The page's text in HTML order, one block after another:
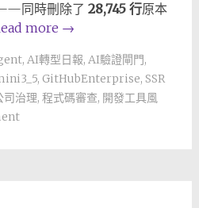
同時刪除了 28,745 行原本
more →
, AI轉型日報, AI驗證閘門,
, GitHubEnterprise, SSR
司治理, 程式碼審查, 開發工具風